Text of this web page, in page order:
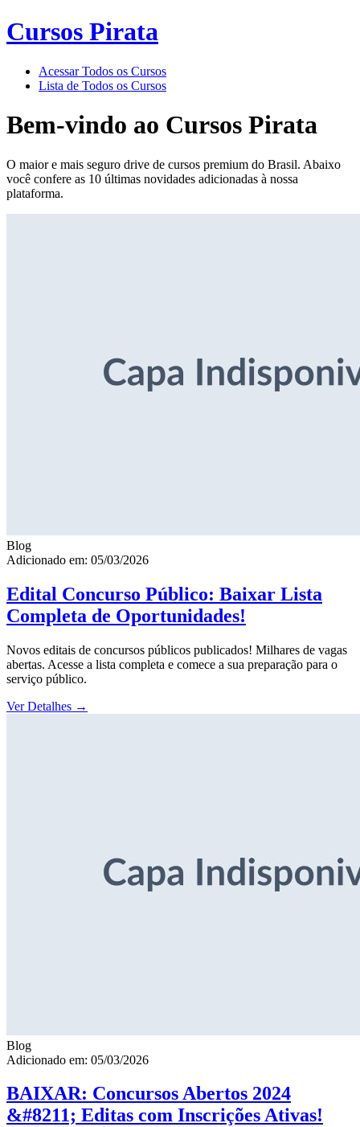
Cursos Pirata
Acessar Todos os Cursos
Lista de Todos os Cursos
Bem-vindo ao Cursos Pirata
O maior e mais seguro drive de cursos premium do Brasil. Abaixo
você confere as 10 últimas novidades adicionadas à nossa
plataforma.
Blog
Adicionado em: 05/03/2026
Edital Concurso Público: Baixar Lista
Completa de Oportunidades!
Novos editais de concursos públicos publicados! Milhares de vagas
abertas. Acesse a lista completa e comece a sua preparação para o
serviço público.
Ver Detalhes →
Blog
Adicionado em: 05/03/2026
BAIXAR: Concursos Abertos 2024
&#8211; Editas com Inscrições Ativas!